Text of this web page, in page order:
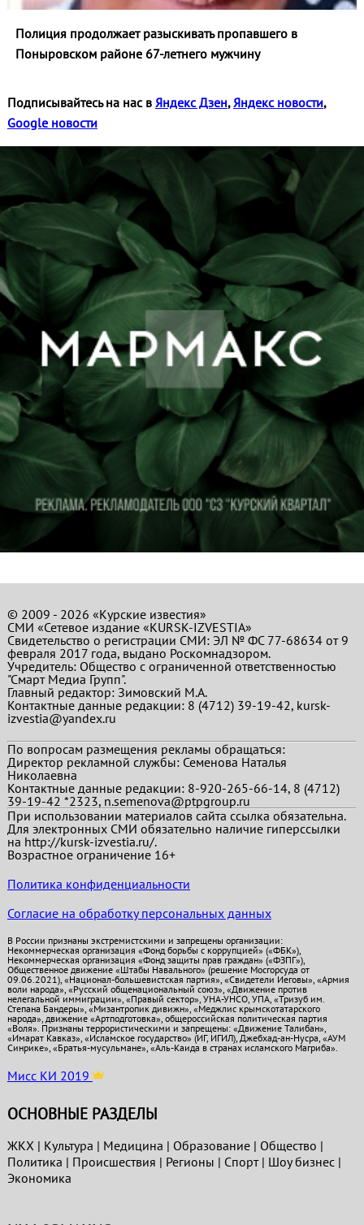
Полиция продолжает разыскивать пропавшего в
Поныровском районе 67-летнего мужчину
Подписывайтесь на нас в Яндекс Дзен,Яндекс новости,
Google новости
© 2009 - 2026 «Курские известия»
СМИ «Сетевое издание «KURSK-IZVESTIA»
Свидетельство о регистрации СМИ: ЭЛ № ФС 77-68634 от 9
февраля 2017 года, выдано Роскомнадзором.
Учредитель: Общество с ограниченной ответственностью
"Смарт Медиа Групп".
Главный редактор:Зимовский М.А.
Контактные данные редакции: 8 (4712) 39-19-42, kursk-
izvestia@yandex.ru
По вопросам размещения рекламы обращаться:
Директор рекламной службы: Семенова Наталья
Николаевна
Контактные данные редакции: 8-920-265-66-14, 8 (4712)
39-19-42 *2323, n.semenova@ptpgroup.ru
При использовании материалов сайта ссылка обязательна.
Для электронных СМИ обязательно наличие гиперссылки
на http://kursk-izvestia.ru/.
Возрастное ограничение 16+
Политика конфиденциальности
Согласие на обработку персональных данных
В России признаны экстремистскими и запрещены организации:
Некоммерческая организация «Фонд борьбы с коррупцией» («ФБК»),
Некоммерческая организация «Фонд защиты прав граждан» («ФЗПГ»),
Общественное движение «Штабы Навального» (решение Мосгорсуда от
09.06.2021), «Национал-большевистская партия», «Свидетели Иеговы», «Армия
воли народа», «Русский общенациональный союз», «Движение против
нелегальной иммиграции», «Правый сектор», УНА-УНСО, УПА, «Тризуб им.
Степана Бандеры», «Мизантропик дивижн», «Меджлис крымскотатарского
народа», движение «Артподготовка», общероссийская политическая партия
«Воля». Признаны террористическими и запрещены: «Движение Талибан»,
«Имарат Кавказ», «Исламское государство» (ИГ, ИГИЛ), Джебхад-ан-Нусра, «АУМ
Синрике», «Братья-мусульмане», «Аль-Каида в странах исламского Магриба».
Мисс КИ 2019
ОСНОВНЫЕ РАЗДЕЛЫ
ЖКХ | Культура | Медицина | Образование| Общество |
Политика | Проиcшествия | Регионы | Спорт| Шоу бизнес|
Экономика